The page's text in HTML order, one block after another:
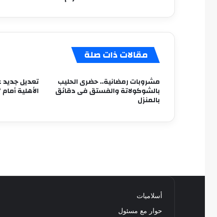
مقالات ذات صلة
مشروبات رمضانية.. حضرى الحليب
بالشوكولاتة والفستق فى دقائق
بالمنزل
تعديل جديد
الأهلية
أسلاميات
حوار مع مسئول